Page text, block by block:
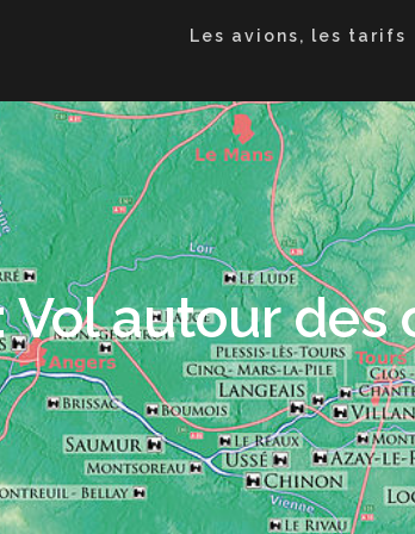
Les avions, les tarifs
Vol autour